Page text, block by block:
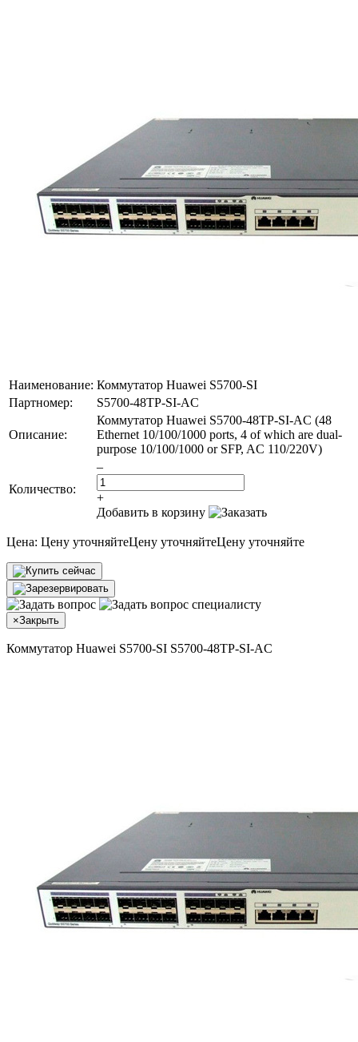
Наименование: Коммутатор Huawei S5700-SI
Партномер:
S5700-48TP-SI-AC
Описание:
Коммутатор Huawei S5700-48TP-SI-AC (48
Ethernet 10/100/1000 ports, 4 of which are dual-
purpose 10/100/1000 or SFP, AC 110/220V)
Количество:
–
+
Добавить в корзину
Цена: Цену уточняйтеЦену уточняйтеЦену уточняйте
×Закрыть
Коммутатор Huawei S5700-SI S5700-48TP-SI-AC